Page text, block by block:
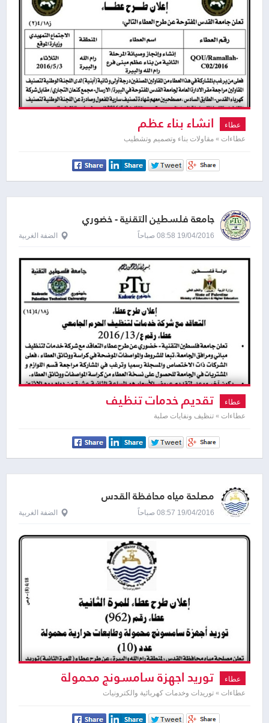
عطاء انشاء بناء عظم
عطاءات » مقاولات بناء وتصميم وتشطيب
جامعة فلسطين التقنية - خضوري
19/04/2016 08:58 صباحاً الضفة الغربية
عطاء تقديم خدمات تنظيف
عطاءات » تنظيف ونفايات صلبة
مصلحة مياه محافظة القدس
19/04/2016 08:57 صباحاً الضفة الغربية
عطاء توريد اجهزة سامسونج محمولة
وطابعات حرارية
عطاءات » توريدات وخدمات كهربائية والكترونيات